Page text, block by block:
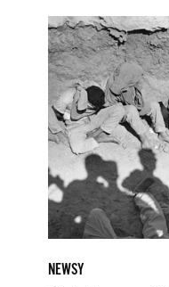
Obiektyw
na
Bliski
Wschód.
Powstał
dokument
kultowym
fotografie
Michy
Bar-
Amie
NEWSY